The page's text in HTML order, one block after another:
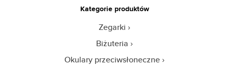
Kategorie produktów
Zegarki
Biżuteria
Okulary przeciwsłoneczne